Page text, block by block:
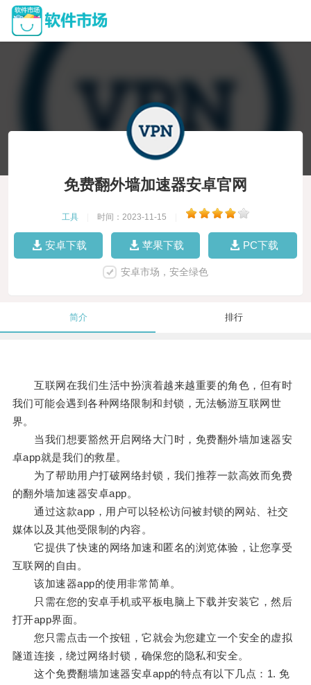
免费翻外墙加速器安卓官网
工具 时间：2023-11-15
安卓下载 苹果下载 PC下载
安卓市场，安全绿色
简介 排行
互联网在我们生活中扮演着越来越重要的角色，但有时
我们可能会遇到各种网络限制和封锁，无法畅游互联网世
界。
当我们想要豁然开启网络大门时，免费翻外墙加速器安
卓app就是我们的救星。
为了帮助用户打破网络封锁，我们推荐一款高效而免费
的翻外墙加速器安卓app。
通过这款app，用户可以轻松访问被封锁的网站、社交
媒体以及其他受限制的内容。
它提供了快速的网络加速和匿名的浏览体验，让您享受
互联网的自由。
该加速器app的使用非常简单。
只需在您的安卓手机或平板电脑上下载并安装它，然后
打开app界面。
您只需点击一个按钮，它就会为您建立一个安全的虚拟
隧道连接，绕过网络封锁，确保您的隐私和安全。
这个免费翻墙加速器安卓app的特点有以下几点：1. 免